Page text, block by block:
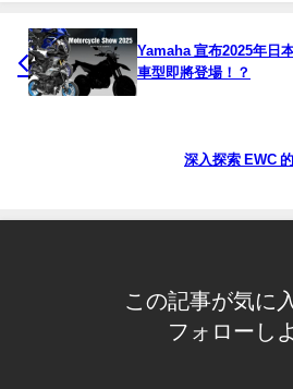
Yamaha 宣布2025年日
車型即將登場！？
深入探索 EWC
この記事が気に
フォローし